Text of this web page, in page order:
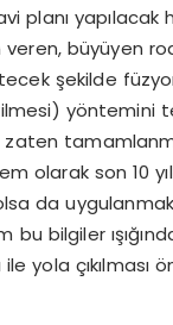
yapılacak
büyüyen
şekilde
yöntemini
olarak son 10
da
bilgiler
yola çıkılması